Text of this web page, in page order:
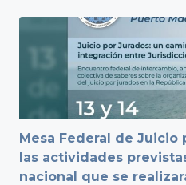
Mesa Federal de Juicio
las actividades
nacional que se